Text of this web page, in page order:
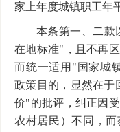
家上年度城镇职工年
本条第一、二款
在地标准"，且不再
而统一适用"国家城
政策目的，显然在于
价"的批评，纠正因
农村居民）不同，